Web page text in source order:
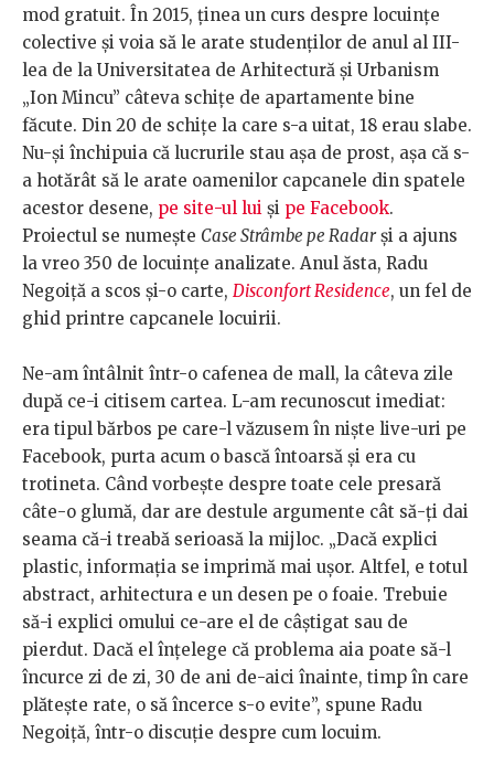
mod gratuit. În 2015, ținea un curs despre locuințe
colective și voia să le arate studenților de anul al III-
lea de la Universitatea de Arhitectură și Urbanism
„Ion Mincu” câteva schițe de apartamente bine
făcute. Din 20 de schițe la care s-a uitat, 18 erau slabe.
Nu-și închipuia că lucrurile stau așa de prost, așa că s-
a hotărât să le arate oamenilor capcanele din spatele
acestor desene, pe site-ul lui și pe Facebook.
Proiectul se numește Case Strâmbe pe Radarși a ajuns
la vreo 350 de locuințe analizate. Anul ăsta, Radu
Negoiță a scos și-o carte, Disconfort Residence, un fel de
ghid printre capcanele locuirii.
Ne-am întâlnit într-o cafenea de mall, la câteva zile
după ce-i citisem cartea. L-am recunoscut imediat:
era tipul bărbos pe care-l văzusem în niște live-uri pe
Facebook, purta acum o bască întoarsă și era cu
trotineta. Când vorbește despre toate cele presară
câte-o glumă, dar are destule argumente cât să-ți dai
seama că-i treabă serioasă la mijloc. „Dacă explici
plastic, informația se imprimă mai ușor. Altfel, e totul
abstract, arhitectura e un desen pe o foaie. Trebuie
să-i explici omului ce-are el de câștigat sau de
pierdut. Dacă el înțelege că problema aia poate să-l
încurce zi de zi, 30 de ani de-aici înainte, timp în care
plătește rate, o să încerce s-o evite”, spune Radu
Negoiță, într-o discuție despre cum locuim.